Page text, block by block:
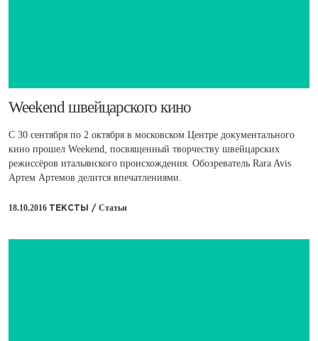
​Weekend швейцарского кино
С 30 сентября по 2 октября в московском Центре документального
кино прошел Weekend, посвященный творчеству швейцарских
режиссёров итальянского происхождения. Обозреватель Rara Avis
Артем Артемов делится впечатлениями.
18.10.2016 ТЕКСТЫ / Статьи